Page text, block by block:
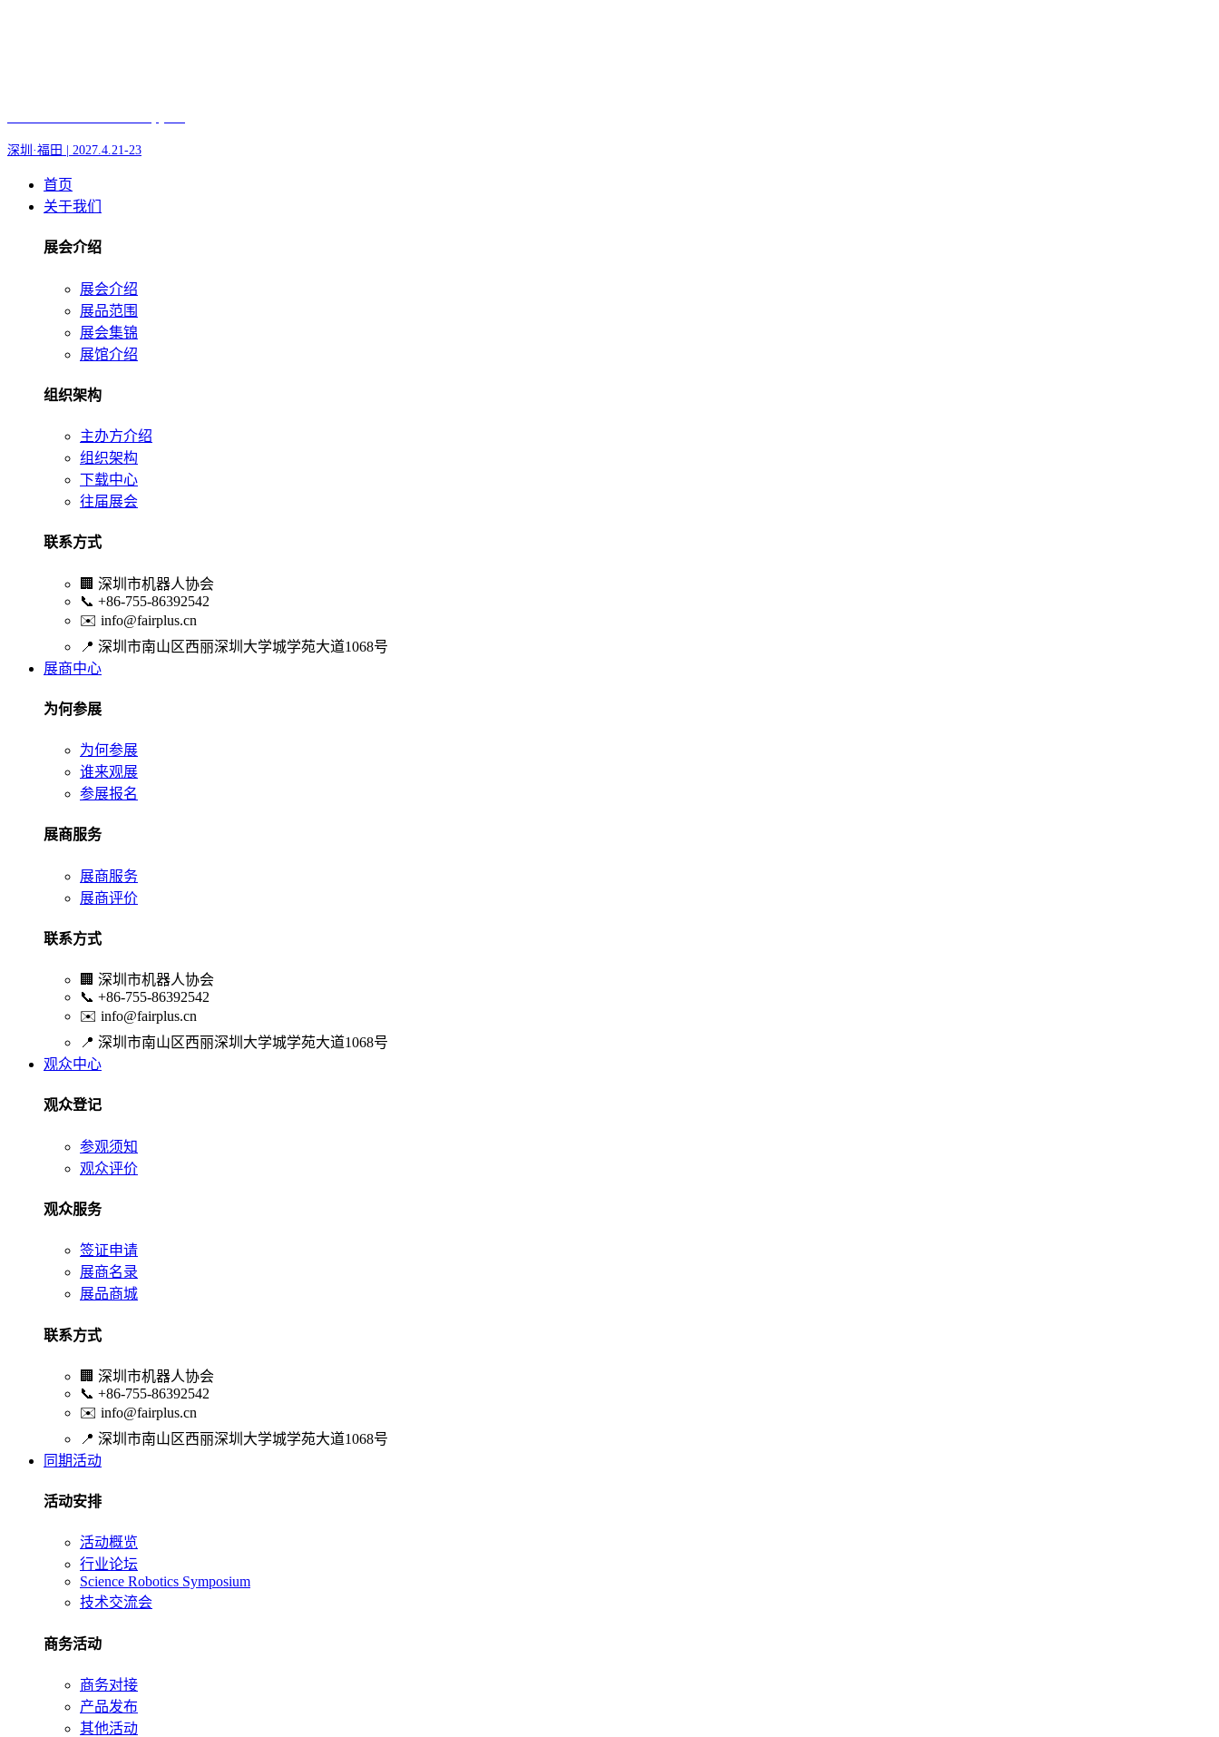
深圳·福田 | 2027.4.21-23
首页
关于我们
展会介绍
展会介绍
展品范围
展会集锦
展馆介绍
组织架构
主办方介绍
组织架构
下载中心
往届展会
联系方式
🏢 深圳市机器人协会
📞 +86-755-86392542
✉️ info@fairplus.cn
📍 深圳市南山区西丽深圳大学城学苑大道1068号
展商中心
为何参展
为何参展
谁来观展
参展报名
展商服务
展商服务
展商评价
联系方式
🏢 深圳市机器人协会
📞 +86-755-86392542
✉️ info@fairplus.cn
📍 深圳市南山区西丽深圳大学城学苑大道1068号
观众中心
观众登记
参观须知
观众评价
观众服务
签证申请
展商名录
展品商城
联系方式
🏢 深圳市机器人协会
📞 +86-755-86392542
✉️ info@fairplus.cn
📍 深圳市南山区西丽深圳大学城学苑大道1068号
同期活动
活动安排
活动概览
行业论坛
Science Robotics Symposium
技术交流会
商务活动
商务对接
产品发布
其他活动